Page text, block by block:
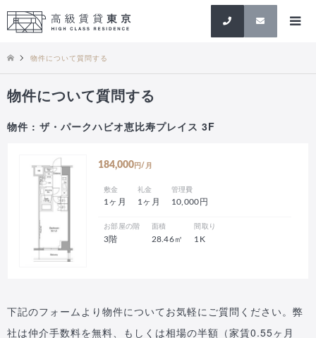
検索
物件について質問する
物件について質問する
物件 : ザ・パークハビオ恵比寿プレイス 3F
184,000 円/月
敷金
1ヶ月
礼金
1ヶ月
管理費
10,000円
お部屋の階
3階
面積
28.46㎡
間取り
1K
下記のフォームより物件についてお気軽にご質問ください。弊
社は仲介手数料を無料、もしくは相場の半額（家賃0.55ヶ月